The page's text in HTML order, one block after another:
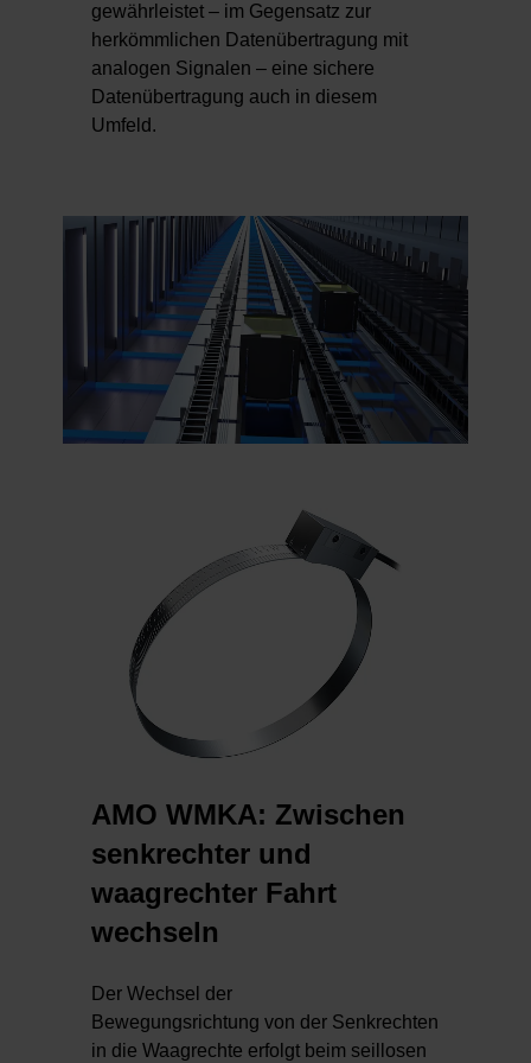
gewährleistet – im Gegensatz zur
herkömmlichen Datenübertragung mit
analogen Signalen – eine sichere
Datenübertragung auch in diesem
Umfeld.
AMO WMKA: Zwischen
senkrechter und
waagrechter Fahrt
wechseln
Der Wechsel der
Bewegungsrichtung von der Senkrechten
in die Waagrechte erfolgt beim seillosen